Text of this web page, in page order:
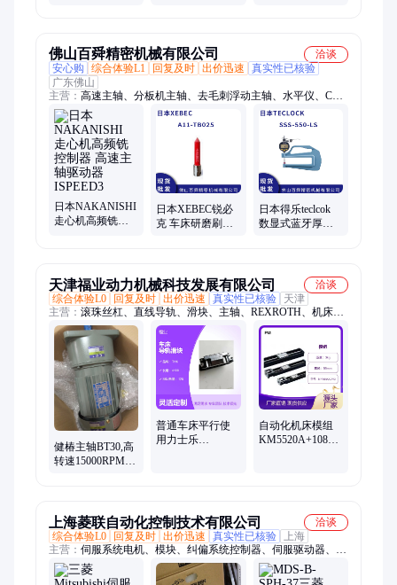
佛山百舜精密机械有限公司
洽谈
安心购
综合体验L1 回复及时 出价迅速
真实性已核验
广东佛山
主营： 高速主轴、分板机主轴、去毛刺浮动主轴、水平仪、CNC
增速器
日本NAKANISHI
走心机高频铣控
日本XEBEC锐必
克 车床研磨刷抛
日本得乐teclcok
数显式蓝牙厚度
天津福业动力机械科技发展有限公司
洽谈
综合体验L0
回复及时 出价迅速 真实性已核验
天津
主营： 滚珠丝杠、直线导轨、滑块、主轴、REXROTH、机床、
梯形滚珠丝杠、SCHNEEBERGER、PMI、ROLLON、齿条
健椿主轴BT30,高
转速15000RPM，
普通车床平行使
用力士乐
自动化机床模组
KM5520A+1080N0-
上海菱联自动化控制技术有限公司
洽谈
综合体验L0
回复及时 出价迅速 真实性已核验
上海
主营： 伺服系统电机、模块、纠偏系统控制器、伺服驱动器、传
感器、伺服电机、PLC模块、变频器、仪器仪表、继电器模组、
触摸屏、张力控制器、断路器、变送器、定位器、压力开关、直